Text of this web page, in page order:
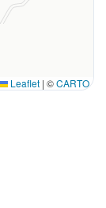
Leaflet | ©CARTO